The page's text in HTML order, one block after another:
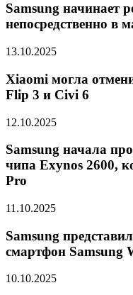
Samsung начинает
непосредственно в
13.10.2025
Xiaomi могла
Flip 3 и Civi 6
12.10.2025
Samsung начала
чипа Exynos 2600,
Pro
11.10.2025
Samsung
смартфон Samsung
10.10.2025